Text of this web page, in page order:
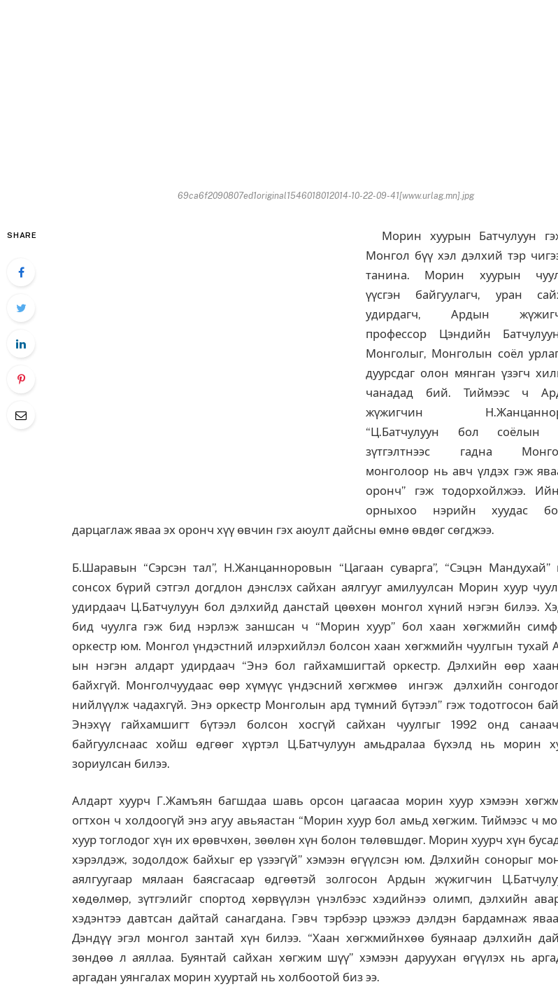
69ca6f2090807ed1original1546018012014-10-22-09-41[www.urlag.mn].jpg
SHARE
Морин хуурын Батчулуун
Монгол бүү хэл дэлхий тэр
танина. Морин хуурын
үүсгэн байгуулагч, уран
удирдагч, Ардын
профессор Цэндийн
Монголыг, Монголын соёл
дуурсдаг олон мянган үзэгч
чанадад бий. Тиймээс ч
жүжигчин
“Ц.Батчулуун бол соёлын
зүтгэлтнээс гадна
монголоор нь авч үлдэх гэж
оронч” гэж тодорхойлжээ.
орныхоо нэрийн хуудас
дарцаглаж яваа эх оронч хүү өвчин гэх аюулт дайсны өмнө өвдөг сөгджээ.
Б.Шаравын “Сэрсэн тал”, Н.Жанцанноровын “Цагаан суварга”, “Сэцэн Мандухай”
сонсох бүрий сэтгэл догдлон дэнслэх сайхан аялгууг амилуулсан Морин хуур
удирдаач Ц.Батчулуун бол дэлхийд данстай цөөхөн монгол хүний нэгэн билээ.
бид чуулга гэж бид нэрлэж заншсан ч “Морин хуур” бол хаан хөгжмийн
оркестр юм. Монгол үндэстний илэрхийлэл болсон хаан хөгжмийн чуулгын тухай
ын нэгэн алдарт удирдаач “Энэ бол гайхамшигтай оркестр. Дэлхийн өөр
байхгүй. Монголчуудаас өөр хүмүүс үндэсний хөгжмөө ингэж дэлхийн
нийлүүлж чадахгүй. Энэ оркестр Монголын ард түмний бүтээл” гэж тодотгосон
Энэхүү гайхамшигт бүтээл болсон хосгүй сайхан чуулгыг 1992 онд
байгуулснаас хойш өдгөөг хүртэл Ц.Батчулуун амьдралаа бүхэлд нь морин
зориулсан билээ.
Алдарт хуурч Г.Жамъян багшдаа шавь орсон цагаасаа морин хуур хэмээн
огтхон ч холдоогүй энэ агуу авьяастан “Морин хуур бол амьд хөгжим. Тиймээс ч
хуур тоглодог хүн их өрөвчхөн, зөөлөн хүн болон төлөвшдөг. Морин хуурч хүн
хэрэлдэж, зодолдож байхыг ер үзээгүй” хэмээн өгүүлсэн юм. Дэлхийн сонорыг
аялгуугаар мялаан баясгасаар өдгөөтэй золгосон Ардын жүжигчин
хөдөлмөр, зүтгэлийг спортод хөрвүүлэн үнэлбээс хэдийнээ олимп, дэлхийн
хэдэнтээ давтсан дайтай санагдана. Гэвч тэрбээр цээжээ дэлдэн бардамнаж
Дэндүү эгэл монгол зантай хүн билээ. “Хаан хөгжмийнхөө буянаар дэлхийн
зөндөө л аяллаа. Буянтай сайхан хөгжим шүү” хэмээн даруухан өгүүлэх нь
аргадан уянгалах морин хууртай нь холбоотой биз ээ.